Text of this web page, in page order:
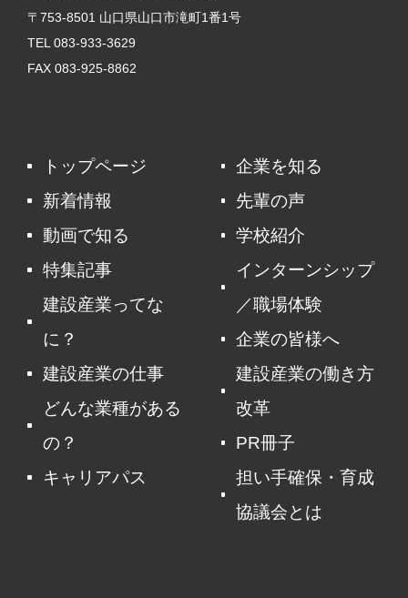
〒753-8501 山口県山口市滝町1番1号
TEL 083-933-3629
FAX 083-925-8862
トップページ
新着情報
動画で知る
特集記事
建設産業ってな
に？
建設産業の仕事
どんな業種がある
の？
キャリアパス
企業を知る
先輩の声
学校紹介
インターンシップ
／職場体験
企業の皆様へ
建設産業の働き方
改革
PR冊子
担い手確保・育成
協議会とは